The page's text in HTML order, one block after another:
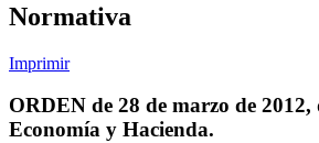
Normativa
Imprimir
ORDEN de 28 de marzo de
Economía y Hacienda.